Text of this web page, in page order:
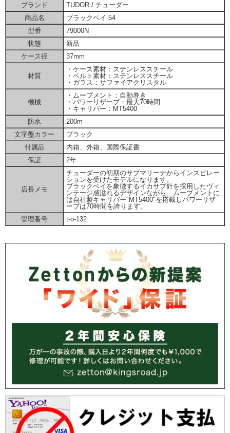
ブランド
TUDOR / チューダー
商品名
ブラックベイ 54
型番
79000N
状態
新品
ケース径
37mm
材質
・ケース素材：ステンレススチール
・ベルト素材：ステンレススチール
・ガラス：サファイアクリスタル
機械
・ムーブメント：自動巻き
・パワーリザーブ：最大70時間
・キャリバー：MT5400
防水
200m
文字盤カラー
ブラック
付属品
内箱、外箱、国際保証書
保証
2年
店長メモ
チューダーの初期のサブマリーナからインスピレー
ションを受けたモデルになります。
ブラックベイを象徴するイカサブ針を採用したヴィ
ンテージ感溢れるデザインながら、ムーブメントに
は自社製キャリバー"MT5400"を搭載しパワーリザ
ーブは70時間を誇ります。
管理番号
t-o-132